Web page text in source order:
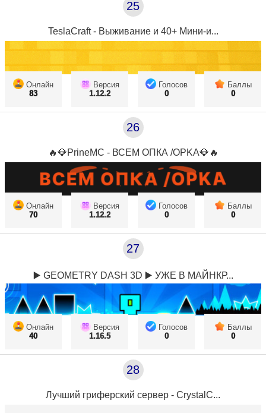
25
TeslaCraft - Выживание и 40+ Мини-и...
Онлайн
83
Версия
1.12.2
Голосов
0
Баллы
0
26
🔥💎PrineMC - ВСЕМ ОПКА /OPKA💎🔥
Онлайн
70
Версия
1.12.2
Голосов
0
Баллы
0
27
▶️ GEOMETRY DASH 3D ▶️ УЖЕ В МАЙНКР...
Онлайн
40
Версия
1.16.5
Голосов
0
Баллы
0
28
Лучший гриферский сервер - CrystalC...